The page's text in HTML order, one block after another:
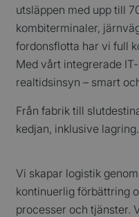
utsläppen med upp till
kombiterminaler,
fordonsflotta har vi full
Med vårt integrerade
realtidsinsyn – smart
Från fabrik till
kedjan, inklusive lagring.
Vi skapar logistik
kontinuerlig förbättring
processer och tjänster.